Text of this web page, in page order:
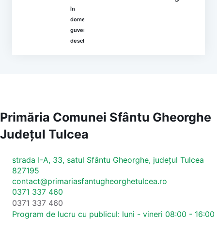
în
domeniul
guvernării
deschise
Primăria Comunei Sfântu Gheorghe
Județul Tulcea
strada I-A, 33, satul Sfântu Gheorghe, județul Tulcea
827195
contact@primariasfantugheorghetulcea.ro
0371 337 460
0371 337 460
Program de lucru cu publicul: luni - vineri 08:00 - 16:00